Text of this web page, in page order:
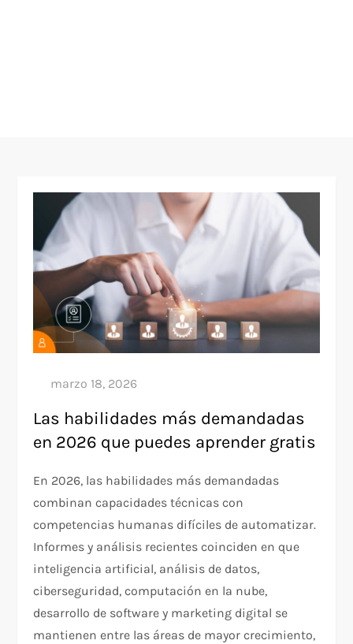
Las habilidades más demandadas
en 2026 que puedes aprender gratis
En 2026, las habilidades más demandadas
combinan capacidades técnicas con
competencias humanas difíciles de automatizar.
Informes y análisis recientes coinciden en que
inteligencia artificial, análisis de datos,
ciberseguridad, computación en la nube,
desarrollo de software y marketing digital se
mantienen entre las áreas de mayor crecimiento,